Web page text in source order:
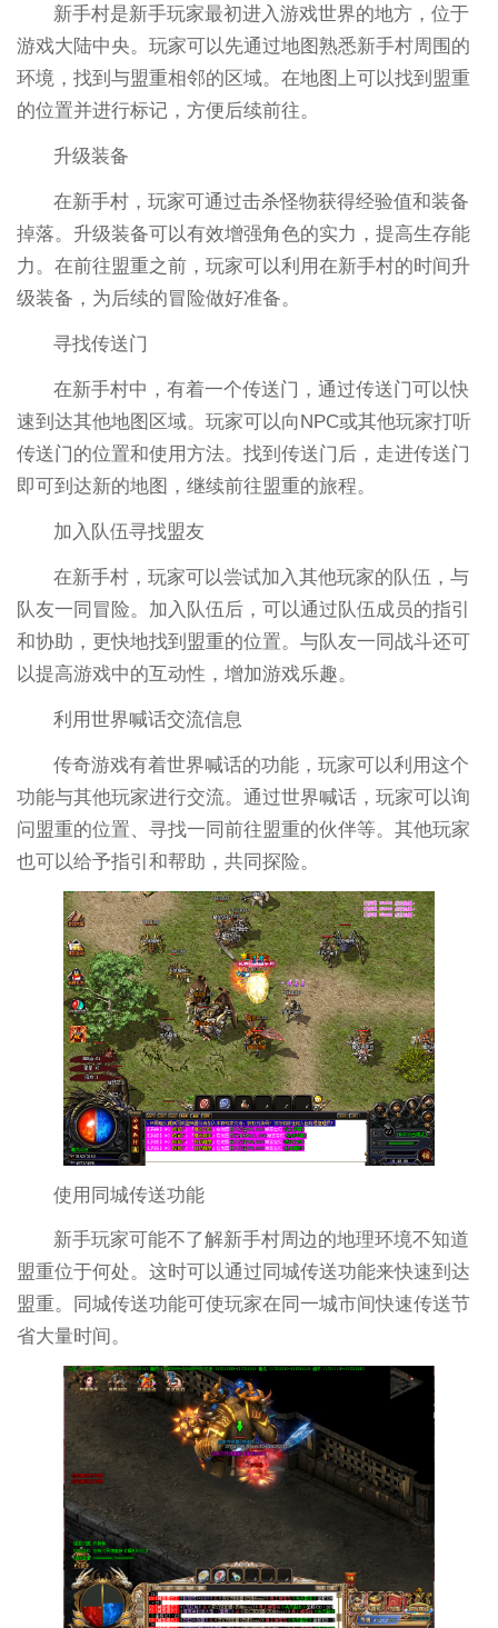
新手村是新手玩家最初进入游戏世界的地方，位于
游戏大陆中央。玩家可以先通过地图熟悉新手村周围的
环境，找到与盟重相邻的区域。在地图上可以找到盟重
的位置并进行标记，方便后续前往。
升级装备
在新手村，玩家可通过击杀怪物获得经验值和装备
掉落。升级装备可以有效增强角色的实力，提高生存能
力。在前往盟重之前，玩家可以利用在新手村的时间升
级装备，为后续的冒险做好准备。
寻找传送门
在新手村中，有着一个传送门，通过传送门可以快
速到达其他地图区域。玩家可以向NPC或其他玩家打听
传送门的位置和使用方法。找到传送门后，走进传送门
即可到达新的地图，继续前往盟重的旅程。
加入队伍寻找盟友
在新手村，玩家可以尝试加入其他玩家的队伍，与
队友一同冒险。加入队伍后，可以通过队伍成员的指引
和协助，更快地找到盟重的位置。与队友一同战斗还可
以提高游戏中的互动性，增加游戏乐趣。
利用世界喊话交流信息
传奇游戏有着世界喊话的功能，玩家可以利用这个
功能与其他玩家进行交流。通过世界喊话，玩家可以询
问盟重的位置、寻找一同前往盟重的伙伴等。其他玩家
也可以给予指引和帮助，共同探险。
使用同城传送功能
新手玩家可能不了解新手村周边的地理环境不知道
盟重位于何处。这时可以通过同城传送功能来快速到达
盟重。同城传送功能可使玩家在同一城市间快速传送节
省大量时间。